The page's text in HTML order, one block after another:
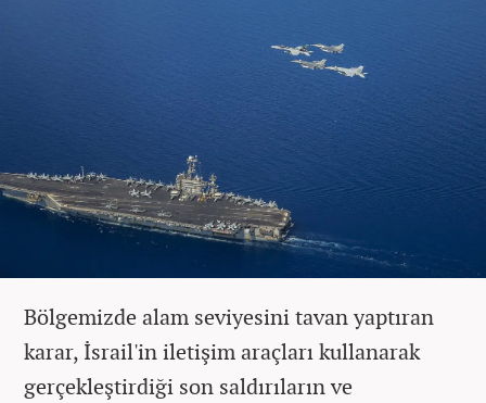
Bölgemizde alam seviyesini tavan yaptıran
karar, İsrail'in iletişim araçları kullanarak
gerçekleştirdiği son saldırıların ve